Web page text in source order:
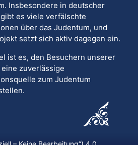
Insbesondere in deutscher
es viele verfälschte
über das Judentum, und
setzt sich aktiv dagegen ein.
ist es, den Besuchern unserer
zuverlässige
zum Judentum